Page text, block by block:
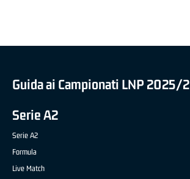
Guida ai Campionati LNP 2025/
Serie A2
Serie A2
Formula
Live Match